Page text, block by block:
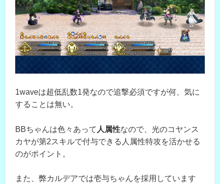
1waveは超低乱数1発なので追撃必須ですが何、気に
することは無い。
BBちゃんは色々あって 人属性なので、光のコヤンス
カヤが第2スキルで付与できる人属性特攻を活かせる
のがポイント。
また、弊カルデアでは壱与ちゃんを採用しています